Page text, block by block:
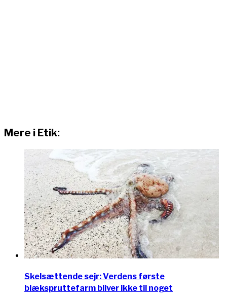
Mere i Etik:
Skelsættende sejr: Verdens første
blækspruttefarm bliver ikke til noget